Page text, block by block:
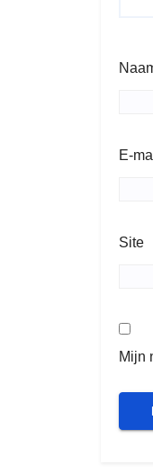
E-
Site
Mijn